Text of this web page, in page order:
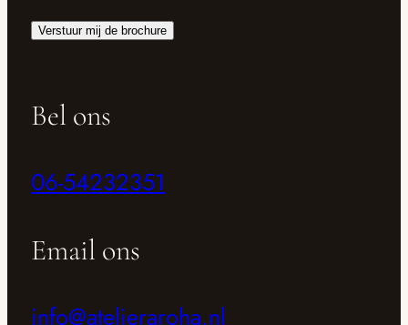
Verstuur mij de brochure
Bel ons
06-54232351
Email ons
info@atelieraroha.nl